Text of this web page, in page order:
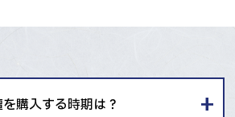
購入する時期は？